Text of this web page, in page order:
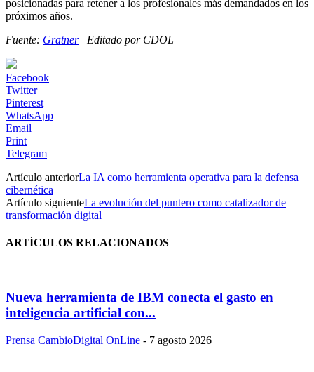
posicionadas para retener a los profesionales más demandados en los
próximos años.
Fuente: Gratner| Editado por CDOL
Facebook
Twitter
Pinterest
WhatsApp
Email
Print
Telegram
Artículo anteriorLa IA como herramienta operativa para la defensa
cibernética
Artículo siguienteLa evolución del puntero como catalizador de
transformación digital
ARTÍCULOS RELACIONADOS
Nueva herramienta de IBM conecta el gasto en
inteligencia artificial con...
Prensa CambioDigital OnLine - 7 agosto 2026